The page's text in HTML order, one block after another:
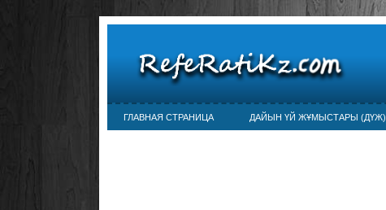
ГЛАВНАЯ СТРАНИЦА ДАЙЫН ҮЙ ЖҰМЫСТАРЫ (ДҮЖ)